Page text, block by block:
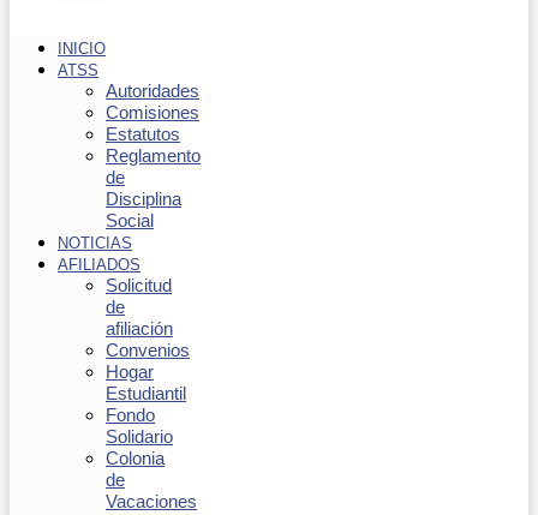
INICIO
ATSS
Autoridades
Comisiones
Estatutos
Reglamento
de
Disciplina
Social
NOTICIAS
AFILIADOS
Solicitud
de
afiliación
Convenios
Hogar
Estudiantil
Fondo
Solidario
Colonia
de
Vacaciones